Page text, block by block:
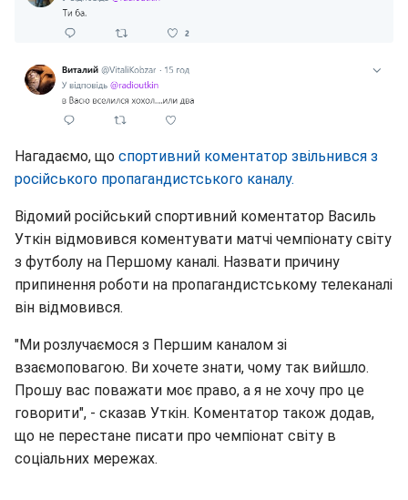
Нагадаємо, що спортивний коментатор звільнився з
російського пропагандистського каналу.
Відомий російський спортивний коментатор Василь
Уткін відмовився коментувати матчі чемпіонату світу
з футболу на Першому каналі. Назвати причину
припинення роботи на пропагандистському телеканалі
він відмовився.
"Ми розлучаємося з Першим каналом зі
взаємоповагою. Ви хочете знати, чому так вийшло.
Прошу вас поважати моє право, а я не хочу про це
говорити", - сказав Уткін. Коментатор також додав,
що не перестане писати про чемпіонат світу в
соціальних мережах.